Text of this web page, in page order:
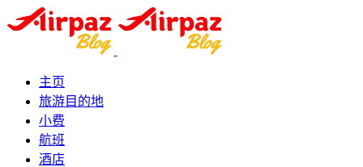
主页
旅游目的地
小费
航班
酒店